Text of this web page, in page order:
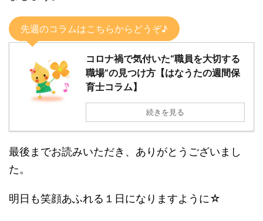
先週のコラムはこちらからどうぞ♪
コロナ禍で気付いた“職員を大切する
職場”の見つけ方【はなうたの週間保
育士コラム】
続きを見る
最後までお読みいただき、ありがとうございまし
た。
明日も笑顔あふれる１日になりますように☆